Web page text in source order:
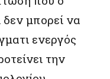
δεν μπορεί να
ενεργός
την